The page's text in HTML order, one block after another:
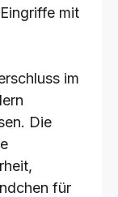
mit
im
Die
für